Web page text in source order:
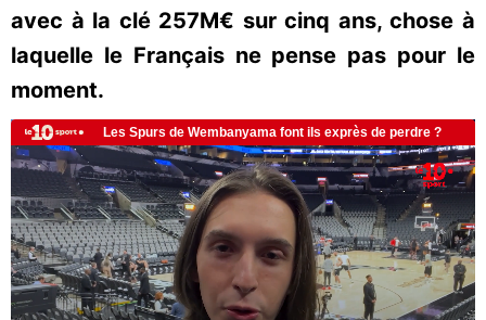
avec à la clé 257M€ sur cinq ans, chose à
laquelle le Français ne pense pas pour le
moment.